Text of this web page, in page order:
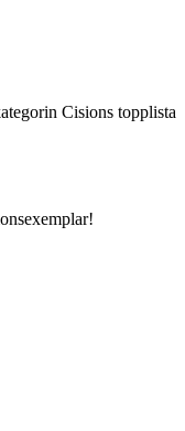
Cisions topplista